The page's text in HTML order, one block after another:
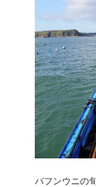
バフンウニの